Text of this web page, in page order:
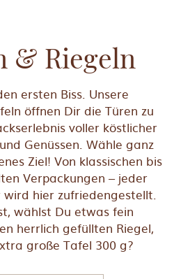
& Riegeln
ersten Biss. Unsere
öffnen Dir die Türen zu
voller köstlicher
Genüssen. Wähle ganz
Ziel! Von klassischen bis
Verpackungen – jeder
wird hier zufriedengestellt.
wählst Du etwas fein
herrlich gefüllten Riegel,
große Tafel 300 g?